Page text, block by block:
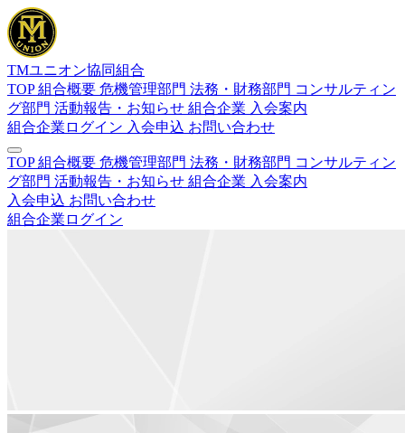
TMユニオン協同組合
TOP組合概要 危機管理部門 法務・財務部門 コンサルティン
グ部門 活動報告・お知らせ 組合企業 入会案内
組合企業ログイン 入会申込 お問い合わせ
TOP組合概要 危機管理部門 法務・財務部門 コンサルティン
グ部門 活動報告・お知らせ 組合企業 入会案内
入会申込 お問い合わせ
組合企業ログイン